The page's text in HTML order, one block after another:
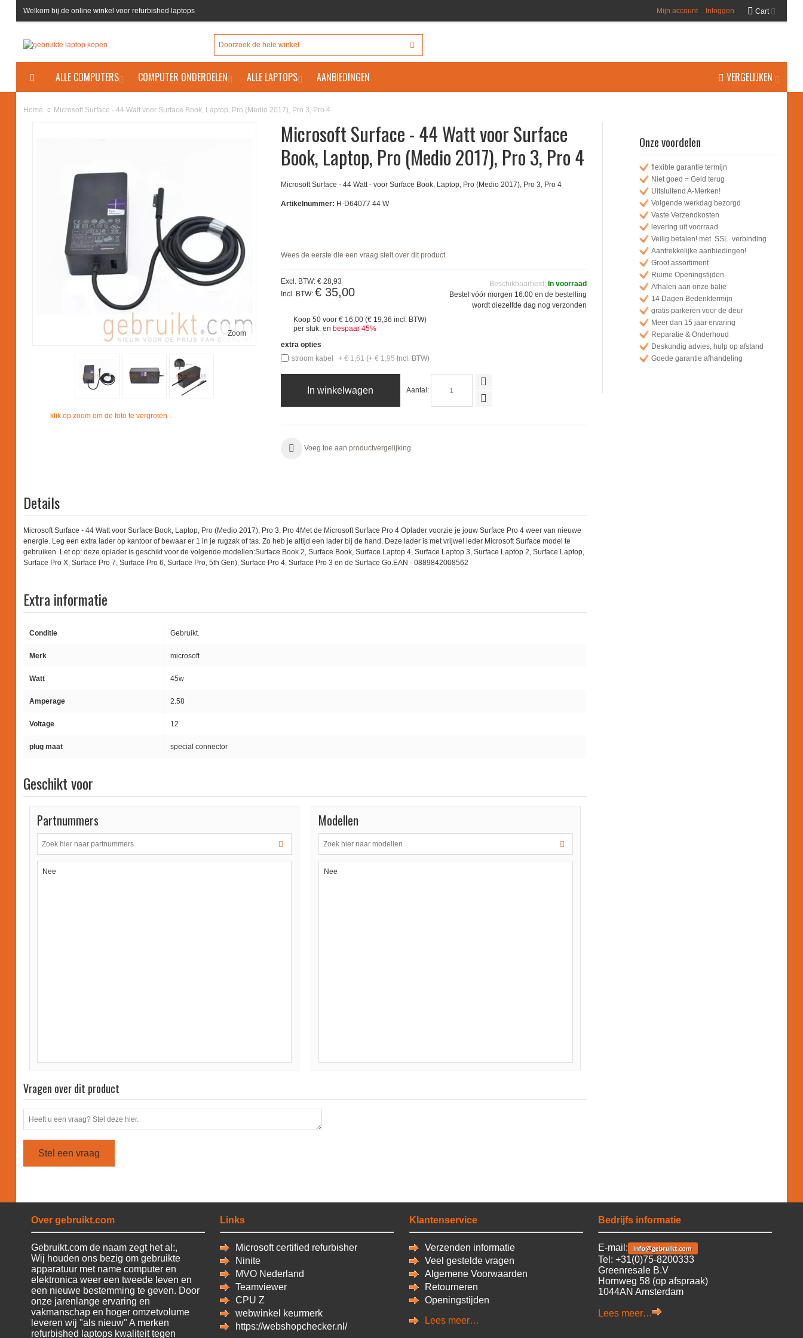
Welkom bij de online winkel voor refurbished laptops Cart
Mijn account Inloggen
VERGELIJKEN
ALLE COMPUTERS COMPUTER ONDERDELEN ALLE LAPTOPS AANBIEDINGEN
Home Microsoft Surface - 44 Watt voor Surface Book, Laptop, Pro (Medio 2017), Pro 3, Pro 4
Zoom
klik op zoom om de foto te vergroten .
Microsoft Surface - 44 Watt voor Surface
Book, Laptop, Pro (Medio 2017), Pro 3, Pro 4
Microsoft Surface - 44 Watt - voor Surface Book, Laptop, Pro (Medio 2017), Pro 3, Pro 4
Artikelnummer: H-D64077 44 W
Wees de eerste die een vraag stelt over dit product
Beschikbaarheid: In voorraad
Bestel vóór morgen 16:00 en de bestelling
wordt diezelfde dag nog verzonden
Excl. BTW: € 28,93
Incl. BTW: € 35,00
Koop 50 voor € 16,00(€ 19,36 incl. BTW)
per stuk. en bespaar 45%
extra opties
stroom kabel
+ € 1,61 (+ € 1,95 Incl. BTW)
Aantal:
In winkelwagen
Voeg toe aan productvergelijking
Onze voordelen
flexible garantie termijn
Niet goed = Geld terug
Uitsluitend A-Merken!
Volgende werkdag bezorgd
Vaste Verzendkosten
levering uit voorraad
Veilig betalen! met SSL verbinding
Aantrekkelijke aanbiedingen!
Groot assortiment
Ruime Openingstijden
Afhalen aan onze balie
14 Dagen Bedenktermijn
gratis parkeren voor de deur
Meer dan 15 jaar ervaring
Reparatie & Onderhoud
Deskundig advies, hulp op afstand
Goede garantie afhandeling
Details
Microsoft Surface - 44 Watt voor Surface Book, Laptop, Pro (Medio 2017), Pro 3, Pro 4Met de Microsoft Surface Pro 4 Oplader voorzie je jouw Surface Pro 4 weer van nieuwe
energie. Leg een extra lader op kantoor of bewaar er 1 in je rugzak of tas. Zo heb je altijd een lader bij de hand. Deze lader is met vrijwel ieder Microsoft Surface model te
gebruiken. Let op: deze oplader is geschikt voor de volgende modellen:Surface Book 2, Surface Book, Surface Laptop 4, Surface Laptop 3, Surface Laptop 2, Surface Laptop,
Surface Pro X, Surface Pro 7, Surface Pro 6, Surface Pro, 5th Gen), Surface Pro 4, Surface Pro 3 en de Surface Go.EAN - 0889842008562
Extra informatie
Conditie Gebruikt.
Merk microsoft
Watt 45w
Amperage 2.58
Voltage 12
plug maat special connector
Geschikt voor
Partnummers
Nee
Modellen
Nee
Vragen over dit product
Stel een vraag
Over gebruikt.com
Gebruikt.com de naam zegt het al:,
Wij houden ons bezig om gebruikte
apparatuur met name computer en
elektronica weer een tweede leven en
een nieuwe bestemming te geven. Door
onze jarenlange ervaring en
vakmanschap en hoger omzetvolume
leveren wij "als nieuw" A merken
refurbished laptops kwaliteit tegen
Links
Microsoft certified refurbisher
Ninite
MVO Nederland
Teamviewer
CPUZ
webwinkel keurmerk
https://webshopchecker.nl/
Klantenservice
Verzenden informatie
Veel gestelde vragen
Algemene Voorwaarden
Retourneren
Openingstijden
Lees meer…
Bedrijfs informatie
E-mail:
Tel: +31(0)75-8200333
Greenresale B.V
Hornweg 58 (op afspraak)
1044AN Amsterdam
Lees meer…